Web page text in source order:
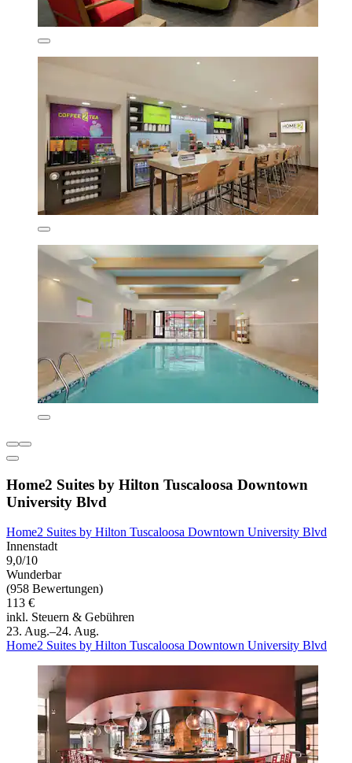
Home2 Suites by Hilton Tuscaloosa Downtown
University Blvd
Home2 Suites by Hilton Tuscaloosa Downtown University Blvd
Innenstadt
9,0/10
Wunderbar
(958 Bewertungen)
113 €
inkl. Steuern & Gebühren
23. Aug.–24. Aug.
Home2 Suites by Hilton Tuscaloosa Downtown University Blvd